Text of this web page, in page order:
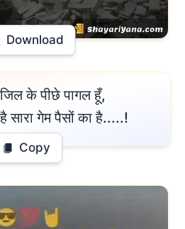
Download
सारा गेम पैसों का है.....!
Copy